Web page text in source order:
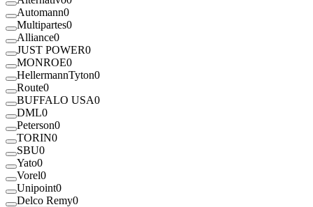
Automann0
Multipartes0
Alliance0
JUST POWER0
MONROE0
HellermannTyton0
Route0
BUFFALO USA0
DML0
Peterson0
TORIN0
SBU0
Yato0
Vorel0
Unipoint0
Delco Remy0